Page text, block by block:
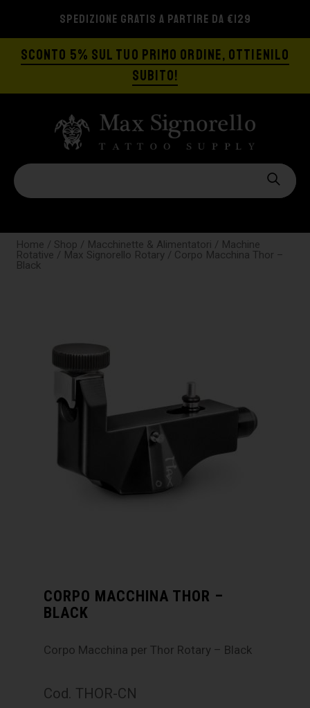
SPEDIZIONE GRATIS A PARTIRE DA €129
SCONTO 5% SUL TUO PRIMO ORDINE, OTTIENILO
SUBITO!
Home / Shop / Macchinette & Alimentatori / Machine
Rotative / Max Signorello Rotary / Corpo Macchina Thor –
Black
CORPO MACCHINA THOR –
BLACK
Corpo Macchina per Thor Rotary – Black
Cod. THOR-CN